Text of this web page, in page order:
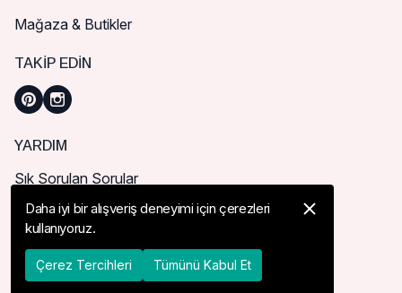
Mağaza & Butikler
TAKIP EDIN
YARDIM
Sık Sorulan Sorular
Nasıl Sipariş Verebilirim?
Kargo ve Teslimat
İade, İptal ve Değişim
Daha iyi bir alışveriş deneyimi için çerezleri
kullanıyoruz.
Çerez Tercihleri Tümünü Kabul Et